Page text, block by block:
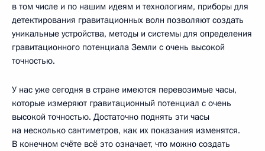
в том числе и по нашим идеям и технологиям, приборы для
детектирования гравитационных волн позволяют создать
уникальные устройства, методы и системы для определения
гравитационного потенциала Земли с очень высокой
точностью.
У нас уже сегодня в стране имеются перевозимые часы,
которые измеряют гравитационный потенциал с очень
высокой точностью. Достаточно поднять эти часы
на несколько сантиметров, как их показания изменятся.
В конечном счёте всё это означает, что можно создать